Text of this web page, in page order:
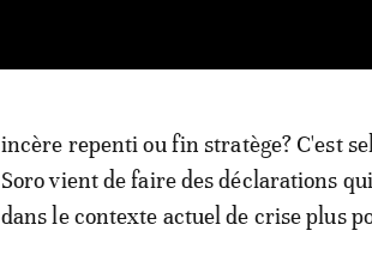
incère repenti ou fin stratège? C'est
Soro vient de faire des déclarations
dans le contexte actuel de crise plus